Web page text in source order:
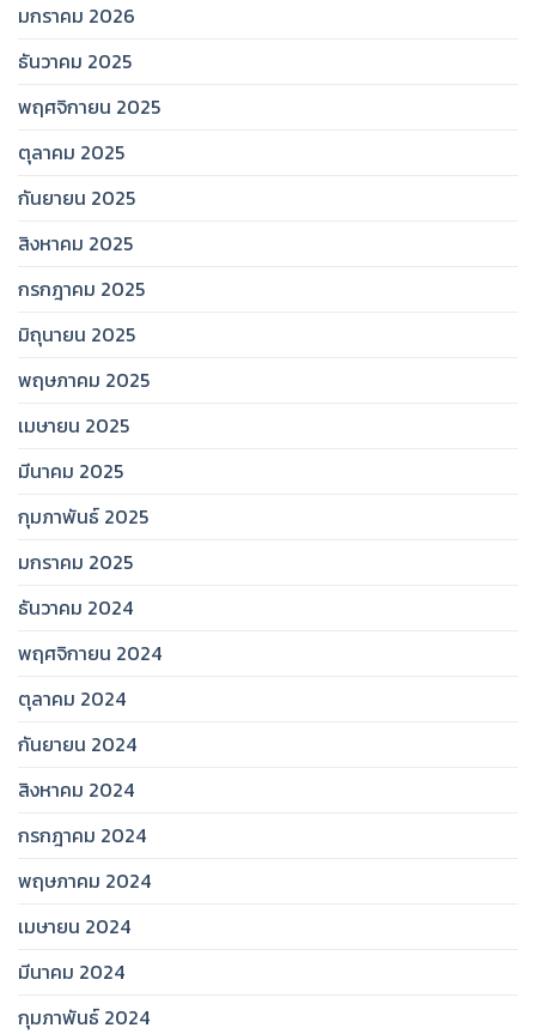
มกราคม 2026
ธันวาคม 2025
พฤศจิกายน 2025
ตุลาคม 2025
กันยายน 2025
สิงหาคม 2025
กรกฎาคม 2025
มิถุนายน 2025
พฤษภาคม 2025
เมษายน 2025
มีนาคม 2025
กุมภาพันธ์ 2025
มกราคม 2025
ธันวาคม 2024
พฤศจิกายน 2024
ตุลาคม 2024
กันยายน 2024
สิงหาคม 2024
กรกฎาคม 2024
พฤษภาคม 2024
เมษายน 2024
มีนาคม 2024
กุมภาพันธ์ 2024